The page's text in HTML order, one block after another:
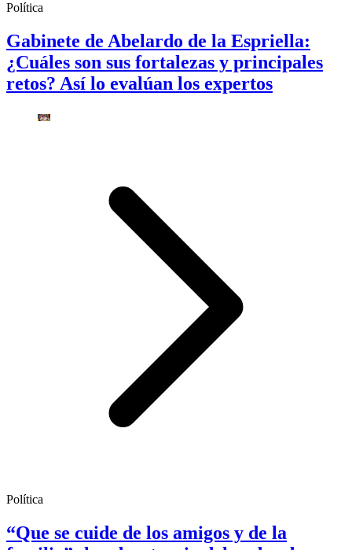
Política
Gabinete de Abelardo de la Espriella:
¿Cuáles son sus fortalezas y principales
retos? Así lo evalúan los expertos
Política
“Que se cuide de los amigos y de la